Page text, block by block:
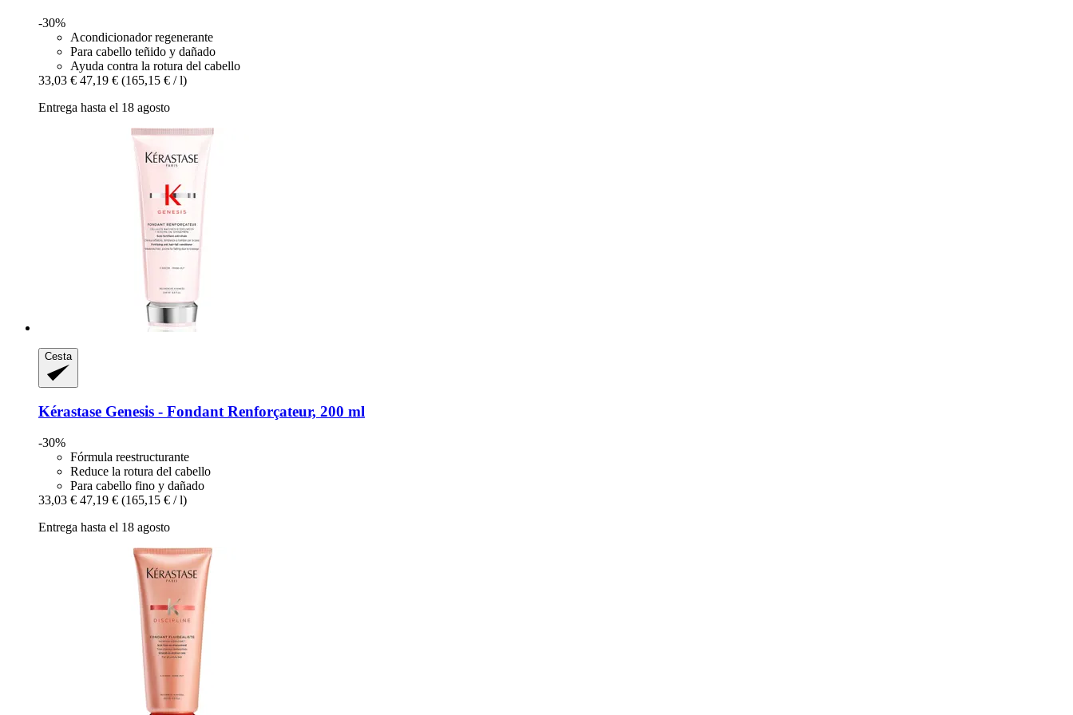
-30%
Acondicionador regenerante
Para cabello teñido y dañado
Ayuda contra la rotura del cabello
33,03 € 47,19 € (165,15 € / l)
Entrega hasta el 18 agosto
Cesta
Kérastase Genesis -​ Fondant Renforçateur, 200 ml
-30%
Fórmula reestructurante
Reduce la rotura del cabello
Para cabello fino y dañado
33,03 € 47,19 € (165,15 € / l)
Entrega hasta el 18 agosto